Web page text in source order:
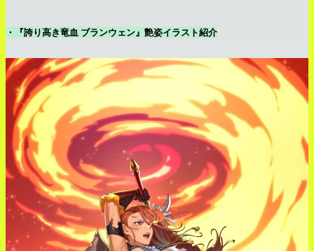
・『誇り高き竜血 ブランウェン』艶姿イラスト紹介